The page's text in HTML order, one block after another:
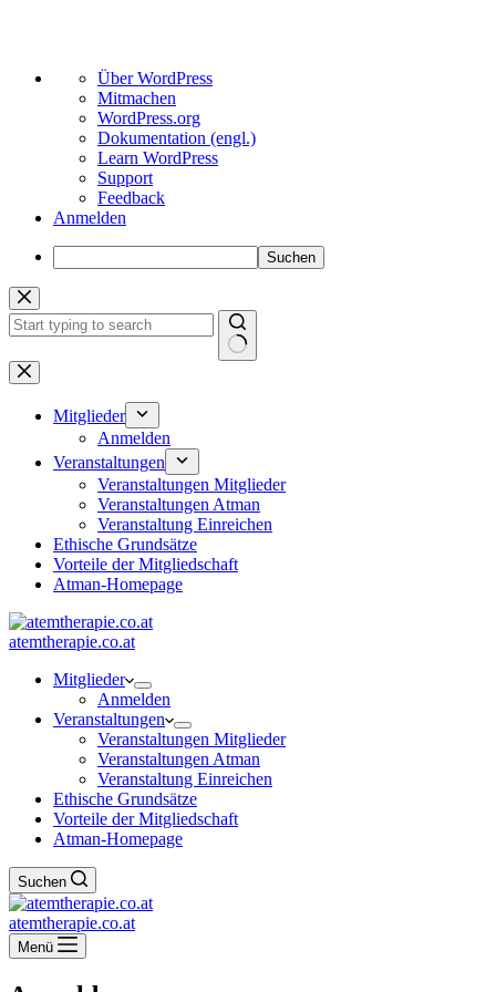
Über
WordPress
Über WordPress
Mitmachen
WordPress.org
Dokumentation (engl.)
Learn WordPress
Support
Feedback
Anmelden
Suchen
Zum
Inhalt
springen
Keine
Ergebnisse
Mitglieder
Anmelden
Veranstaltungen
Veranstaltungen Mitglieder
Veranstaltungen Atman
Veranstaltung Einreichen
Ethische Grundsätze
Vorteile der Mitgliedschaft
Atman-Homepage
atemtherapie.co.at
Mitglieder
Anmelden
Veranstaltungen
Veranstaltungen Mitglieder
Veranstaltungen Atman
Veranstaltung Einreichen
Ethische Grundsätze
Vorteile der Mitgliedschaft
Atman-Homepage
Suchen
atemtherapie.co.at
Menü